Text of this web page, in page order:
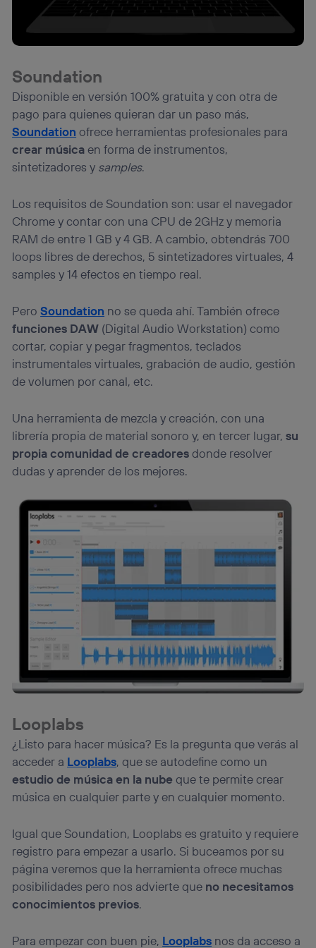
Soundation
Disponible en versión 100% gratuita y con otra de
pago para quienes quieran dar un paso más,
Soundation ofrece herramientas profesionales para
crear músicaen forma de instrumentos,
sintetizadores y samples.
Los requisitos de Soundation son: usar el navegador
Chrome y contar con una CPU de 2GHz y memoria
RAM de entre 1 GB y 4 GB. A cambio, obtendrás 700
loops libres de derechos, 5 sintetizadores virtuales, 4
samples y 14 efectos en tiempo real.
PeroSoundation no se queda ahí. También ofrece
funciones DAW (Digital Audio Workstation) como
cortar, copiar y pegar fragmentos, teclados
instrumentales virtuales, grabación de audio, gestión
de volumen por canal, etc.
Una herramienta de mezcla y creación, con una
librería propia de material sonoro y, en tercer lugar,su
propia comunidad de creadoresdonde resolver
dudas y aprender de los mejores.
Looplabs
¿Listo para hacer música? Es la pregunta que verás al
acceder a Looplabs, que se autodefine como un
estudio de música en la nube que te permite crear
música en cualquier parte y en cualquier momento.
Igual que Soundation, Looplabs es gratuito y requiere
registro para empezar a usarlo. Si buceamos por su
página veremos que la herramienta ofrece muchas
posibilidades pero nos advierte que no necesitamos
conocimientos previos.
Para empezar con buen pie, Looplabs nos da acceso a
(“consenthub”). Para más información, consulta
la